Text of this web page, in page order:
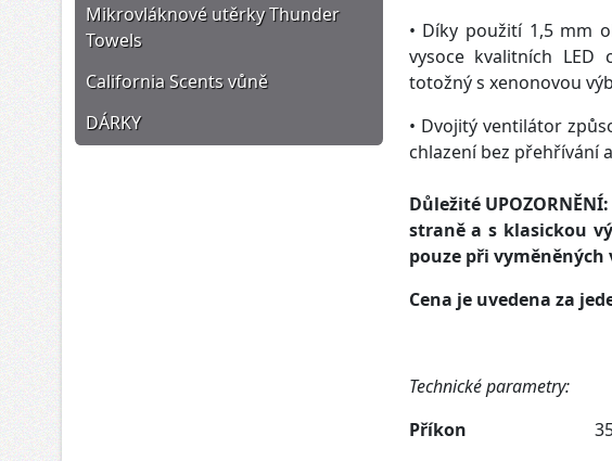
Mikrovláknové utěrky Thunder
Towels
California Scents vůně
DÁRKY
• Díky použití 1,5 mm
vysoce kvalitních LED
totožný s xenonovou
• Dvojitý ventilátor
chlazení bez přehřívání
Důležité
straně a s klasickou
pouze při
Cena je uvedena za
Technické parametry:
Příkon